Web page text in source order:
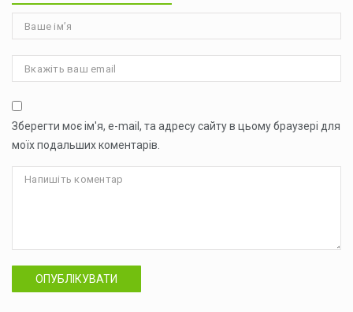
Зберегти моє ім'я, e-mail, та адресу сайту в цьому браузері для
моїх подальших коментарів.
ОПУБЛІКУВАТИ